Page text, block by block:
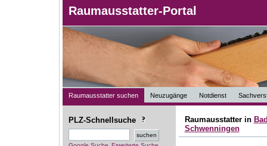
Raumausstatter-Portal
Raumausstatter suchen Neuzugänge Notdienst
PLZ-Schnellsuche Raumausstatter in
Schwenningen